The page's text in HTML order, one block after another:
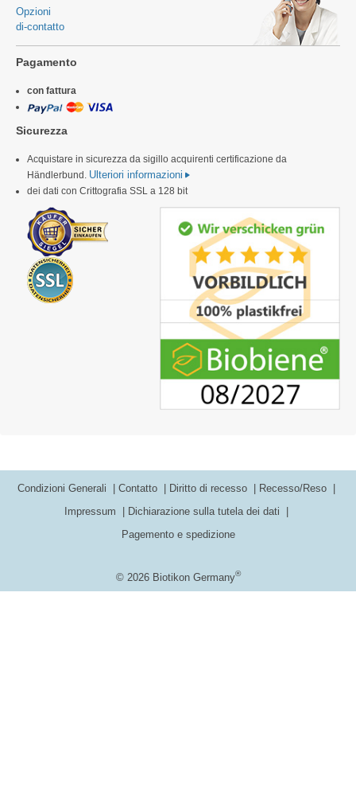
Opzioni
di-contatto
Pagamento
con fattura
Sicurezza
Acquistare in sicurezza da sigillo acquirenti certificazione da
Händlerbund. Ulteriori informazioni
dei dati con Crittografia SSL a 128 bit
© 2026 Biotikon Germany®
Condizioni Generali Contatto Diritto di recesso
Recesso/Reso
Impressum
Dichiarazione sulla tutela dei dati
Pagemento e spedizione